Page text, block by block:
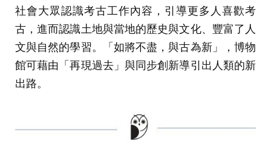
社會大眾認識考古工作內容，引導更多人喜歡考
古，進而認識土地與當地的歷史與文化、豐富了人
文與自然的學習。「如將不盡，與古為新」，博物
館可藉由「再現過去」與同步創新導引出人類的新
出路。